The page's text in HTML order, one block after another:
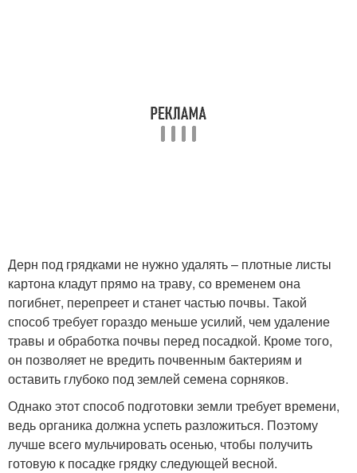
Дерн под грядками не нужно удалять – плотные листы
картона кладут прямо на траву, со временем она
погибнет, перепреет и станет частью почвы. Такой
способ требует гораздо меньше усилий, чем удаление
травы и обработка почвы перед посадкой. Кроме того,
он позволяет не вредить почвенным бактериям и
оставить глубоко под землей семена сорняков.
Однако этот способ подготовки земли требует времени,
ведь органика должна успеть разложиться. Поэтому
лучше всего мульчировать осенью, чтобы получить
готовую к посадке грядку следующей весной.